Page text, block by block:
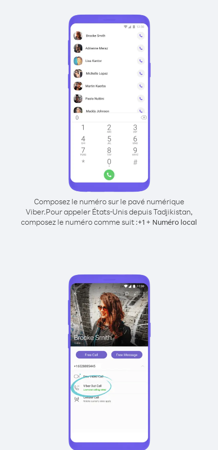
Composez le numéro sur le pavé numérique
Viber.Pour appeler États-Unis depuis Tadjikistan,
composez le numéro comme suit :+1 + Numéro local